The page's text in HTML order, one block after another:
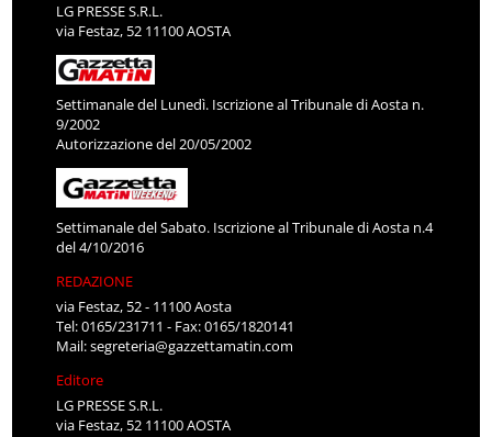
LG PRESSE S.R.L.
via Festaz, 52 11100 AOSTA
Settimanale del Lunedì. Iscrizione al Tribunale di Aosta n.
9/2002
Autorizzazione del 20/05/2002
Settimanale del Sabato. Iscrizione al Tribunale di Aosta n.4
del 4/10/2016
REDAZIONE
via Festaz, 52 - 11100 Aosta
Tel: 0165/231711 - Fax: 0165/1820141
Mail:segreteria@gazzettamatin.com
Editore
LG PRESSE S.R.L.
via Festaz, 52 11100 AOSTA